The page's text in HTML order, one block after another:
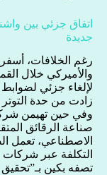
اتفاق جزئي بين
جديدة
رغم الخلافات،
والأميركي خلال
لإلغاء جزئي لضوابط
زادت من حدة التوتر
وفي حين تهيمن
صناعة الرقائق
الاصطناعي، تعمل
التكلفة عبر
تصفه بكين بـ”تحقيق